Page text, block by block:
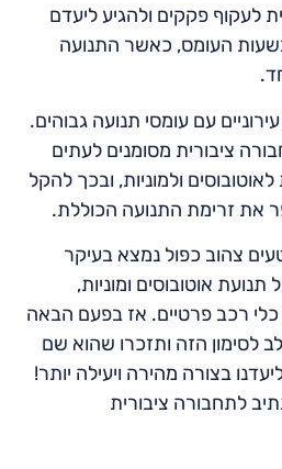
לעקוף פקקים ולהגיע ליעדם
העומס, כאשר התנועה
עם עומסי תנועה גבוהים.
ציבורית מסומנים לעתים
ולמוניות, ובכך להקל
את זרימת התנועה הכוללת.
צהוב כפול נמצא בעיקר
אוטובוסים ומוניות,
כלי רכב פרטיים. אז בפעם הבאה
לסימון הזה ותזכרו שהוא שם
בצורה מהירה ויעילה יותר!
לתחבורה ציבורית